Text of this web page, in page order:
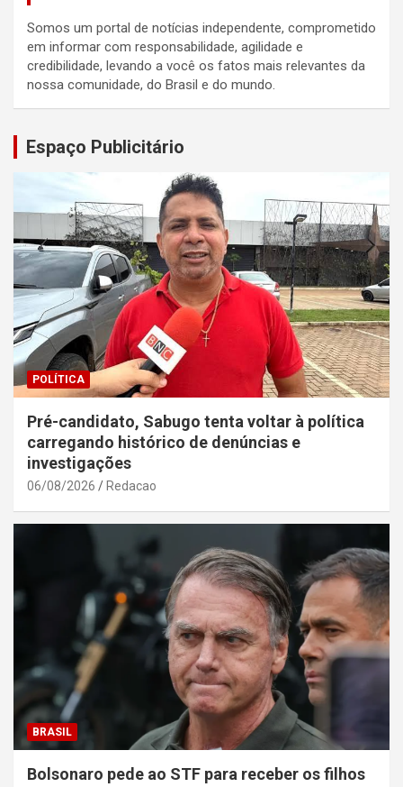
Somos um portal de notícias independente, comprometido
em informar com responsabilidade, agilidade e
credibilidade, levando a você os fatos mais relevantes da
nossa comunidade, do Brasil e do mundo.
Espaço Publicitário
POLÍTICA
Pré-candidato, Sabugo tenta voltar à política
carregando histórico de denúncias e
investigações
06/08/2026 Redacao
BRASIL
Bolsonaro pede ao STF para receber os filhos